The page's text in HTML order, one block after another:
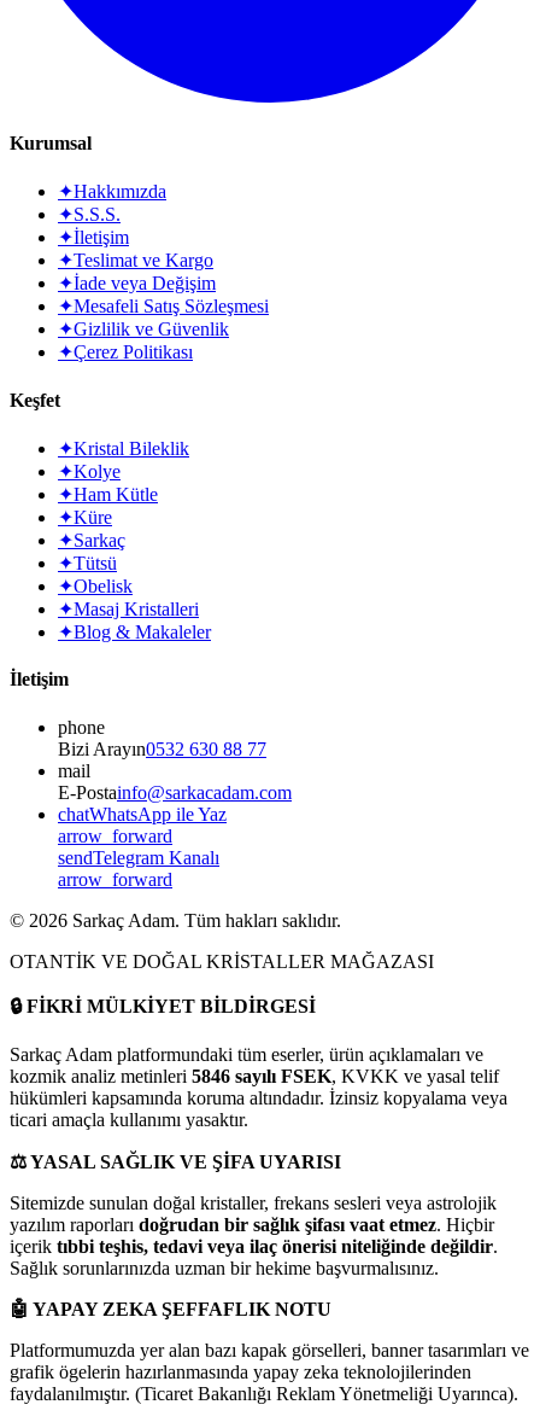
Kurumsal
✦Hakkımızda
✦S.S.S.
✦İletişim
✦Teslimat ve Kargo
✦İade veya Değişim
✦Mesafeli Satış Sözleşmesi
✦Gizlilik ve Güvenlik
✦Çerez Politikası
Keşfet
✦Kristal Bileklik
✦Kolye
✦Ham Kütle
✦Küre
✦Sarkaç
✦Tütsü
✦Obelisk
✦Masaj Kristalleri
✦Blog & Makaleler
İletişim
phone
Bizi Arayın0532 630 88 77
mail
E-Postainfo@sarkacadam.com
chatWhatsApp ile Yaz
arrow_forward
sendTelegram Kanalı
arrow_forward
© 2026 Sarkaç Adam. Tüm hakları saklıdır.
OTANTİK VE DOĞAL KRİSTALLER MAĞAZASI
🔒FİKRİ MÜLKİYET BİLDİRGESİ
Sarkaç Adam platformundaki tüm eserler, ürün açıklamaları ve
kozmik analiz metinleri 5846 sayılı FSEK, KVKK ve yasal telif
hükümleri kapsamında koruma altındadır. İzinsiz kopyalama veya
ticari amaçla kullanımı yasaktır.
⚖️YASAL SAĞLIK VE ŞİFA UYARISI
Sitemizde sunulan doğal kristaller, frekans sesleri veya astrolojik
yazılım raporları doğrudan bir sağlık şifası vaat etmez. Hiçbir
içerik tıbbi teşhis, tedavi veya ilaç önerisi niteliğinde değildir.
Sağlık sorunlarınızda uzman bir hekime başvurmalısınız.
🤖 YAPAY ZEKA ŞEFFAFLIK NOTU
Platformumuzda yer alan bazı kapak görselleri, banner tasarımları ve
grafik ögelerin hazırlanmasında yapay zeka teknolojilerinden
faydalanılmıştır. (Ticaret Bakanlığı Reklam Yönetmeliği Uyarınca).